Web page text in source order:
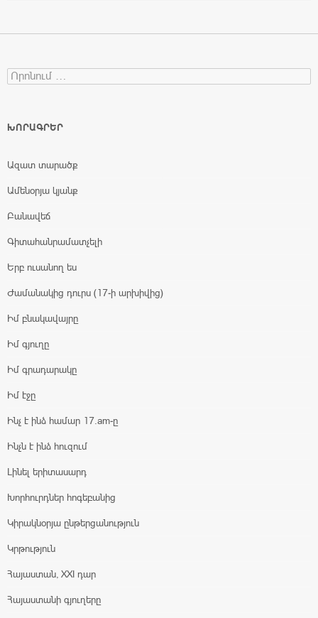
Search for:
ԽՈՐԱԳՐԵՐ
Ազատ տարածք
Ամենօրյա կյանք
Բանավեճ
Գիտահանրամատչելի
Երբ ուսանող ես
Ժամանակից դուրս (17-ի արխիվից)
Իմ բնակավայրը
Իմ գյուղը
Իմ գրադարակը
Իմ էջը
Ինչ է ինձ համար 17.am-ը
Ինչն է ինձ հուզում
Լինել երիտասարդ
Խորհուրդներ հոգեբանից
Կիրակնօրյա ընթերցանություն
Կրթություն
Հայաստան, XXI դար
Հայաստանի գյուղերը